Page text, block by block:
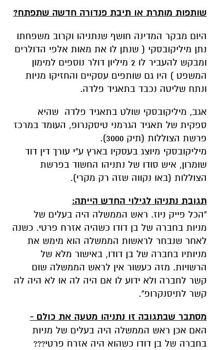
שותפות מותרת או תיבת פנדורה חדשה שתפתח?
היום מבקר המדינה חושף שנתניהו וקרוב משפחתו
נתן מיליקובסקי ( שנתן לו את מאות אלפי הדולרים
ומבקש להעביר לו 2 מיליון דולר נוספים למימון
המשפט ) היו גם שותפים עסקיים והחזיקו מניות
ונתח שליטה נכבד בתאגיד פלדה.
אגב, מיליקובסקי שולט בתאגיד פלדה שהיא
ספקית של תאגיד הגרמני טיסקנרופ, העומד במרכז
פרשת הצוללות (תיק 3000).
מיליקובסקי מיוצג בעסקיו בארץ ע"י עורך דין דוד
שומרון, איש סודו של נתניהו החשוד בפרשת
הצוללות (באו נקווה שזה רק מקרי).
תגובת נתניהו לגילוי החדש הייתה:
"הכל פייק ניוז. ראש הממשלה היה בעלים של
מניות בחברה של בן דודו כשהיה אזרח פרטי. כשנה
לאחר שנבחר לראשות הממשלה הוא מימש את
מניותיו בחברה של בן דודו, באישור מלא של
הרשויות. מזה כעשור אין לראש הממשלה שום
קשר לחברה ולא ידוע לו אם היה לה או לא היה לה
קשר לתיסנקרופ".
מסתבר שבתגובה זו נתניהו מטעה את כולם -
האם אכן ראש הממשלה היה בעלים של מניות
בחברה של בן דודו כשהוא היה אזרח פרטי???